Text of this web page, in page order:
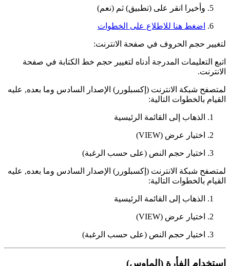
وأخيرا انقر على (تطبيق) ثم (نعم)
اضغط هنا للاطلاع على الخطوات
لتغيير حجم الحروف في صفحة الانترنت:
اتبع التعليمات المدرجة أدناه لتغيير حجم خط الكتابة في صفحة
الانترنت.
لمتصفح شبكة الانترنت (إكسبلورر) الإصدار السادس وما بعده, عليه
القيام بالخطوات التالية:
الذهاب إلى القائمة الرئيسية
اختيار عرض (VIEW)
اختيار حجم النص (على حسب الرغبة)
لمتصفح شبكة الانترنت (إكسبلورر) الإصدار السادس وما بعده, عليه
القيام بالخطوات التالية:
الذهاب إلى القائمة الرئيسية
اختيار عرض (VIEW)
اختيار حجم النص (على حسب الرغبة)
استخدام الفأرة (الماوس)